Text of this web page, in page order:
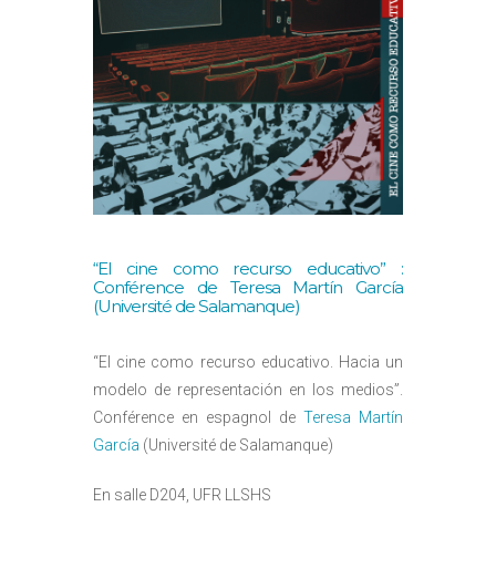
“El cine como recurso educativo” :
Conférence de Teresa Martín García
(Université de Salamanque)
“El cine como recurso educativo. Hacia un
modelo de representación en los medios”.
Conférence en espagnol de Teresa Martín
García (Université de Salamanque)
En salle D204, UFR LLSHS